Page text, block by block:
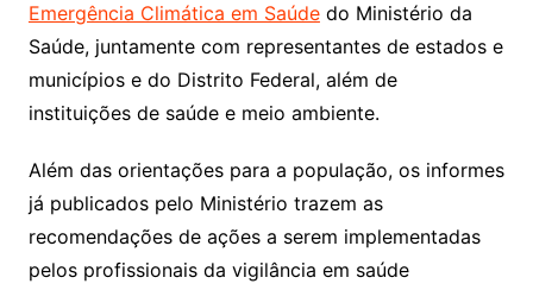
Emergência Climática em Saúdedo Ministério da
Saúde, juntamente com representantes de estados e
municípios e do Distrito Federal, além de
instituições de saúde e meio ambiente.
Além das orientações para a população, os informes
já publicados pelo Ministério trazem as
recomendações de ações a serem implementadas
pelos profissionais da vigilância em saúde